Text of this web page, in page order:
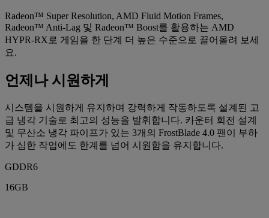
Radeon™ Super Resolution, AMD Fluid Motion Frames,
Radeon™ Anti-Lag 및 Radeon™ Boost를 활용하는 AMD
HYPR-RX로 게임을 한 단계 더 높은 수준으로 끌어올려 보세
요.
언제나 시원하게
시스템을 시원하게 유지하며 강력하게 작동하도록 설계된 고
급 냉각 기술로 최고의 성능을 발휘합니다. 카운터 회전 설계
및 무산소 냉각 파이프가 있는 3개의 FrostBlade 4.0 팬이 부하
가 심한 작업에도 한계를 넘어 시원함을 유지합니다.
GDDR6
16GB